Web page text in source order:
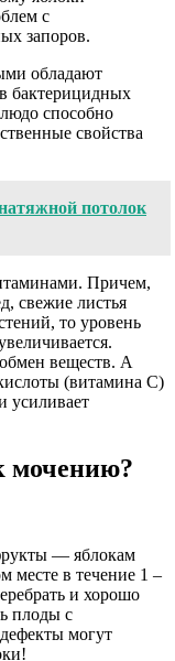
с
запоров.
обладают
бактерицидных
способно
свойства
потолок
Причем,
свежие листья
то уровень
обмен веществ. А
(витамина С)
усиливает
мочению?
— яблокам
месте в течение 1 –
и хорошо
плоды с
могут